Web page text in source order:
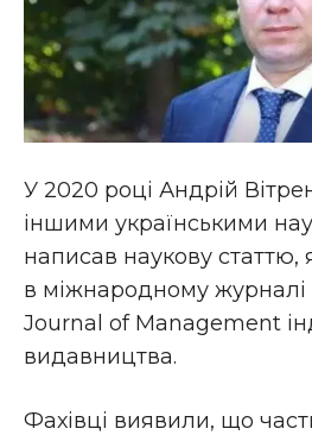
У 2020 році Андрій
іншими українськими
написав наукову статтю,
в міжнародному
Journal of Management
видавництва.
Фахівці виявили, що